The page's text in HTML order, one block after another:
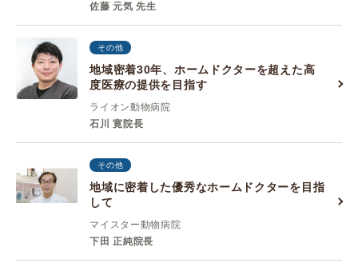
佐藤 元気 先生
その他
地域密着30年、ホームドクターを超えた高
度医療の提供を目指す
ライオン動物病院
石川 寛院長
その他
地域に密着した優秀なホームドクターを目指
して
マイスター動物病院
下田 正純院長